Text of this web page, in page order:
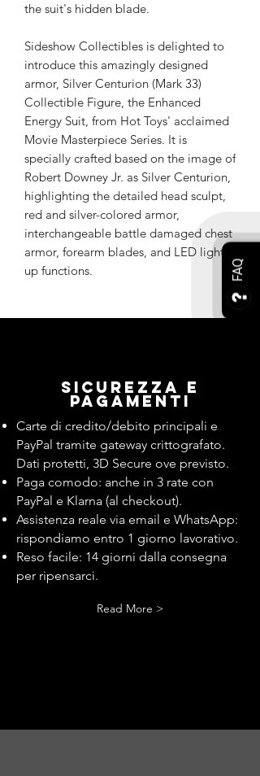
FAQ
the suit's hidden blade.
Sideshow Collectibles is delighted to
introduce this amazingly designed
armor, Silver Centurion (Mark 33)
Collectible Figure, the Enhanced
Energy Suit, from Hot Toys' acclaimed
Movie Masterpiece Series. It is
specially crafted based on the image of
Robert Downey Jr. as Silver Centurion,
highlighting the detailed head sculpt,
red and silver-colored armor,
interchangeable battle damaged chest
armor, forearm blades, and LED light-
up functions.
Sicurezza e
pagamenti
Carte di credito/debito principali e
PayPal tramite gateway crittografato.
Dati protetti, 3D Secure ove previsto.
Paga comodo: anche in 3 rate con
PayPal e Klarna (al checkout).
Assistenza reale via email e WhatsApp:
rispondiamo entro 1 giorno lavorativo.
Reso facile: 14 giorni dalla consegna
per ripensarci.
Read More >